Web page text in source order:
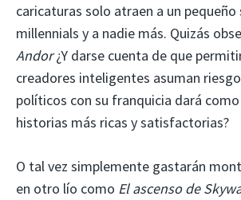
caricaturas solo atraen a un
millennials y a nadie más. Quizás
Andor¿Y darse cuenta de que
creadores inteligentes asuman
políticos con su franquicia dará
historias más ricas y satisfactorias?
O tal vez simplemente gastarán
en otro lío como El ascenso de